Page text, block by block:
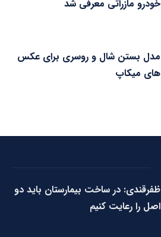
خودرو مازراتی معرفی شد
مدل بستن شال و روسری برای عکس
های میکاپ
ظفرقندی: در ساخت بیمارستان باید دو
اصل را رعایت کنیم